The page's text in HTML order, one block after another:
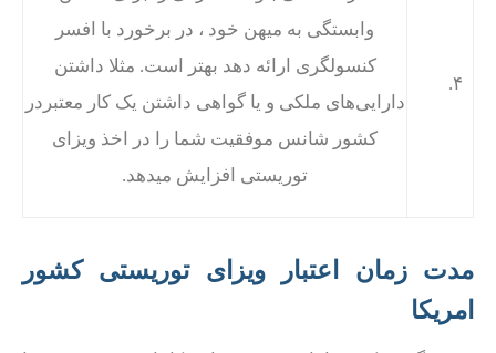
۴.
وابستگی به میهن خود ، در برخورد با افسر
کنسولگری ارائه دهد بهتر است. مثلا داشتن
دارایی‌های ملکی و یا گواهی داشتن یک کار معتبردر
کشور شانس موفقیت شما را در اخذ ویزای
توریستی افزایش میدهد.
مدت زمان اعتبار ویزای توریستی کشور
امریکا